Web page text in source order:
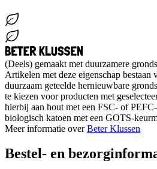
(Deels) gemaakt met duurzamere
Artikelen met deze eigenschap bestaan
duurzaam geteelde hernieuwbare
te kiezen voor producten met
hierbij aan hout met een FSC- of
biologisch katoen met een GOTS-
Meer informatie overBeter Klussen
Bestel- en